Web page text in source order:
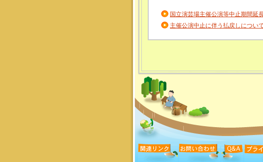
国立演芸場主催公演等中止期間延
主催公演中止に伴う払戻しについ